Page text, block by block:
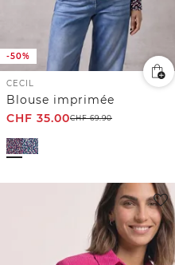
-50%
CECIL
Blouse imprimée
CHF 35.00CHF69.90